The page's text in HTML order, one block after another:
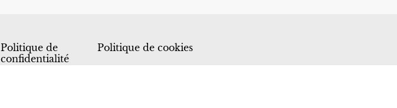
Politique de
confidentialité
Politique de cookies